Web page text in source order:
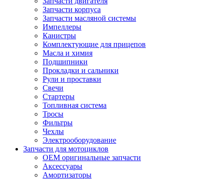
Запчасти корпуса
Запчасти масляной системы
Импеллеры
Канистры
Комплектующие для прицепов
Масла и химия
Подшипники
Прокладки и сальники
Рули и проставки
Свечи
Стартеры
Топливная система
Тросы
Фильтры
Чехлы
Электрооборудование
Запчасти для мотоциклов
OEM оригинальные запчасти
Аксессуары
Амортизаторы